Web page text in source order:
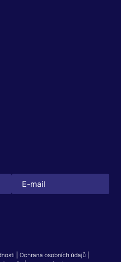
Ochrana osobních údajů